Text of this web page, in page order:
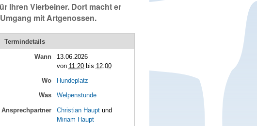
Ihren Vierbeiner. Dort macht er
mit Artgenossen.
Termindetails
Wann
13.06.2026
von 11:20 bis 12:00
Wo Hundeplatz
Was Welpenstunde
Ansprechpartner Christian Hauptund
Miriam Haupt